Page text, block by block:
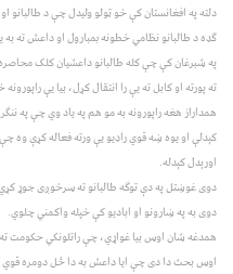
دلته په افغانستان کې خو ټولو وليدل چې د
ګډه د طالبانو نظامي خطونه بمبارول او داعش ته به
په شبرغان کې چې کله طالبانو داعشيان کلک
ته پورته او کابل ته يې را انتقال کړل، بيا يې
همداراز هغه راپورونه به مو هم په ياد وي چې په
کېدلې او يوه ښه قوي راډيو يې ورته فعاله کړې وه
اورېدل کېدله.
دوی غوښتل په دې توګه طالبانو ته سرخوږی جوړ
دوی به په ښارونو او اباديو کې خپله واکمني چلوي.
همدغه شان اوس بيا غواړي، چې راتلونکي حکومت
اوس بحث دا دی چې ايا داعش به دا ځل دومره